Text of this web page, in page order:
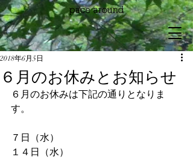
６月のお休みとお知らせ
2018年6月5日
６月のお休みは下記の通りとなりま
す。
７日（水）
１４日（水）